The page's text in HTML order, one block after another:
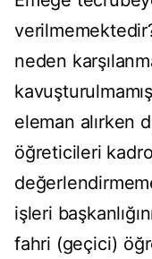
neden
eleman alırken
öğreticileri
işleri
fahri (geçici)